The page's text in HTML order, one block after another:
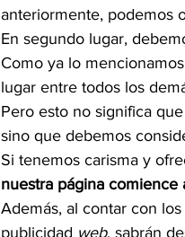
anteriormente, podemos
En segundo lugar,
Como ya lo
lugar entre todos los
Pero esto no significa
sino que debemos
Si tenemos carisma y
nuestra página comience
Además, al contar con
publicidad web, sabrán